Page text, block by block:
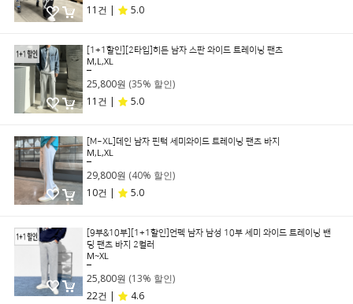
11건 |
5.0
[1+1할인][2타입]히든 남자 스판 와이드 트레이닝 팬츠
M,L,XL
25,800원 (35% 할인)
11건 |
5.0
[M~XL]데인 남자 핀턱 세미와이드 트레이닝 팬츠 바지
M,L,XL
29,800원 (40% 할인)
10건 |
5.0
[9부&10부][1+1할인]언펙 남자 남성 10부 세미 와이드 트레이닝 밴
딩 팬츠 바지 2컬러
M~XL
25,800원 (13% 할인)
22건 |
4.6